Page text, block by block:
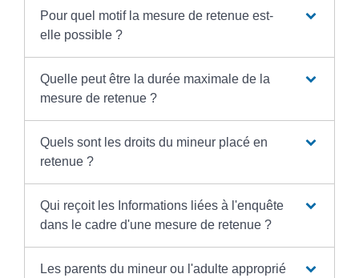
Pour quel motif la mesure de retenue est-
elle possible ?
Quelle peut être la durée maximale de la
mesure de retenue ?
Quels sont les droits du mineur placé en
retenue ?
Qui reçoit les Informations liées à l'enquête
dans le cadre d'une mesure de retenue ?
Les parents du mineur ou l'adulte approprié